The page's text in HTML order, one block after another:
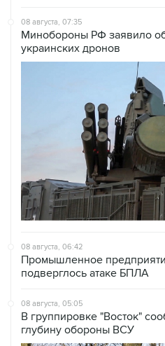
08 августа, 07:35
Минобороны РФ заявило
украинских дронов
08 августа, 06:42
Промышленное
подверглось атаке БПЛА
08 августа, 05:05
В группировке "Восток"
глубину обороны ВСУ